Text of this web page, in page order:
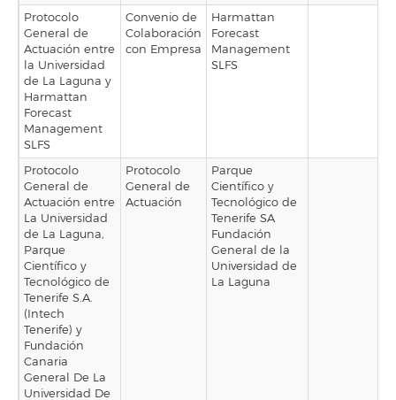
Protocolo
General de
Actuación entre
la Universidad
de La Laguna y
Harmattan
Forecast
Management
SLFS
Convenio de
Colaboración
con Empresa
Harmattan
Forecast
Management
SLFS
Protocolo
General de
Actuación entre
La Universidad
de La Laguna,
Parque
Científico y
Tecnológico de
Tenerife S.A.
(Intech
Tenerife) y
Fundación
Canaria
General De La
Universidad De
Protocolo
General de
Actuación
Parque
Científico y
Tecnológico de
Tenerife SA
Fundación
General de la
Universidad de
La Laguna